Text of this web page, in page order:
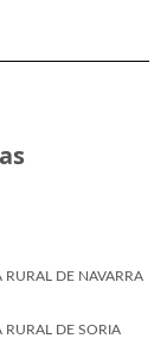
RURAL DE NAVARRA
RURAL DE SORIA